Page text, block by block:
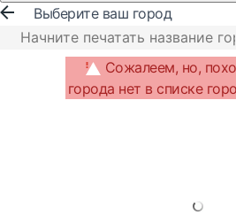
Выберите ваш город
Сожалеем, но,
города нет в списке